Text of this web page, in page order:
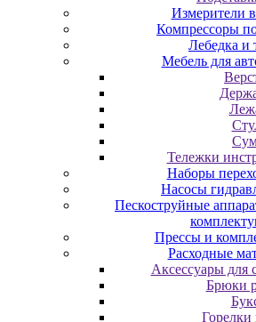
Измерители
Компрессоры
Лебедка и
Мебель для
Тележки
Наборы
Насосы
Пескоструйные
Прессы и
Расходные
Аксессуары для
Брюки
Горелки